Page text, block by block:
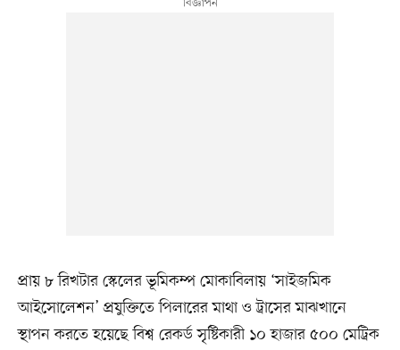
প্রায় ৮ রিখটার স্কেলের ভূমিকম্প মোকাবিলায় ‘সাইজমিক
আইসোলেশন’ প্রযুক্তিতে পিলারের মাথা ও ট্রাসের মাঝখানে
স্থাপন করতে হয়েছে বিশ্ব রেকর্ড সৃষ্টিকারী ১০ হাজার ৫০০ মেট্রিক